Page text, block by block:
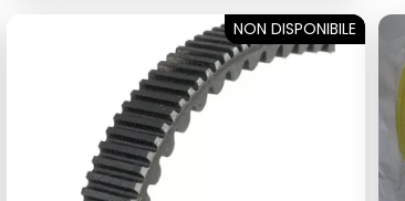
SOLD OUT
NON DISPONIBILE